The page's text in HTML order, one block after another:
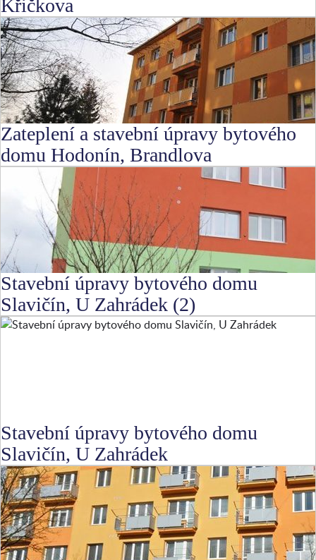
Křičkova
Zateplení a stavební úpravy bytového
domu Hodonín, Brandlova
Stavební úpravy bytového domu
Slavičín, U Zahrádek (2)
Stavební úpravy bytového domu
Slavičín, U Zahrádek